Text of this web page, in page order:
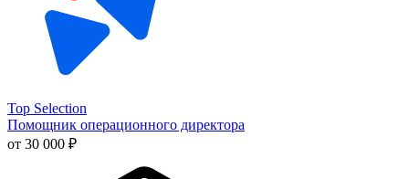
Top Selection
Помощник операционного директора
от 30 000 ₽